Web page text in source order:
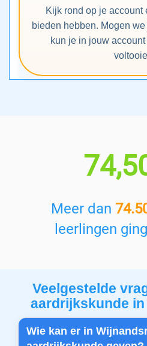
Kijk rond op je account
bieden hebben. Mogen
kun je in jouw
Meer dan
leerlingen
Veelgestelde
aardrijkskunde
Wie kan er in